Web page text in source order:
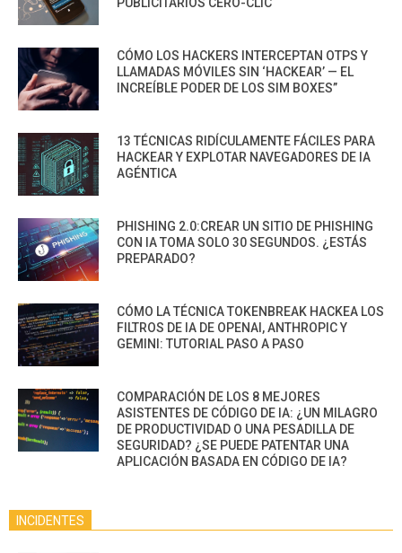
PUBLICITARIOS CERO-CLIC
CÓMO LOS HACKERS INTERCEPTAN OTPS Y
LLAMADAS MÓVILES SIN ‘HACKEAR’ — EL
INCREÍBLE PODER DE LOS SIM BOXES”
13 TÉCNICAS RIDÍCULAMENTE FÁCILES PARA
HACKEAR Y EXPLOTAR NAVEGADORES DE IA
AGÉNTICA
PHISHING 2.0:CREAR UN SITIO DE PHISHING
CON IA TOMA SOLO 30 SEGUNDOS. ¿ESTÁS
PREPARADO?
CÓMO LA TÉCNICA TOKENBREAK HACKEA LOS
FILTROS DE IA DE OPENAI, ANTHROPIC Y
GEMINI: TUTORIAL PASO A PASO
COMPARACIÓN DE LOS 8 MEJORES
ASISTENTES DE CÓDIGO DE IA: ¿UN MILAGRO
DE PRODUCTIVIDAD O UNA PESADILLA DE
SEGURIDAD? ¿SE PUEDE PATENTAR UNA
APLICACIÓN BASADA EN CÓDIGO DE IA?
INCIDENTES